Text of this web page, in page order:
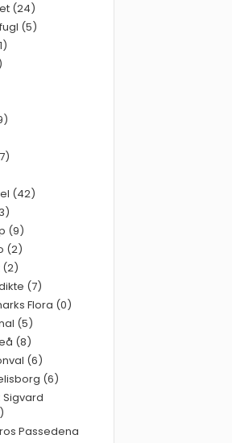
(24)
(5)
(42)
(9)
(2)
(2)
(7)
Flora (0)
(5)
(8)
(6)
(6)
Sigvard
Passedena